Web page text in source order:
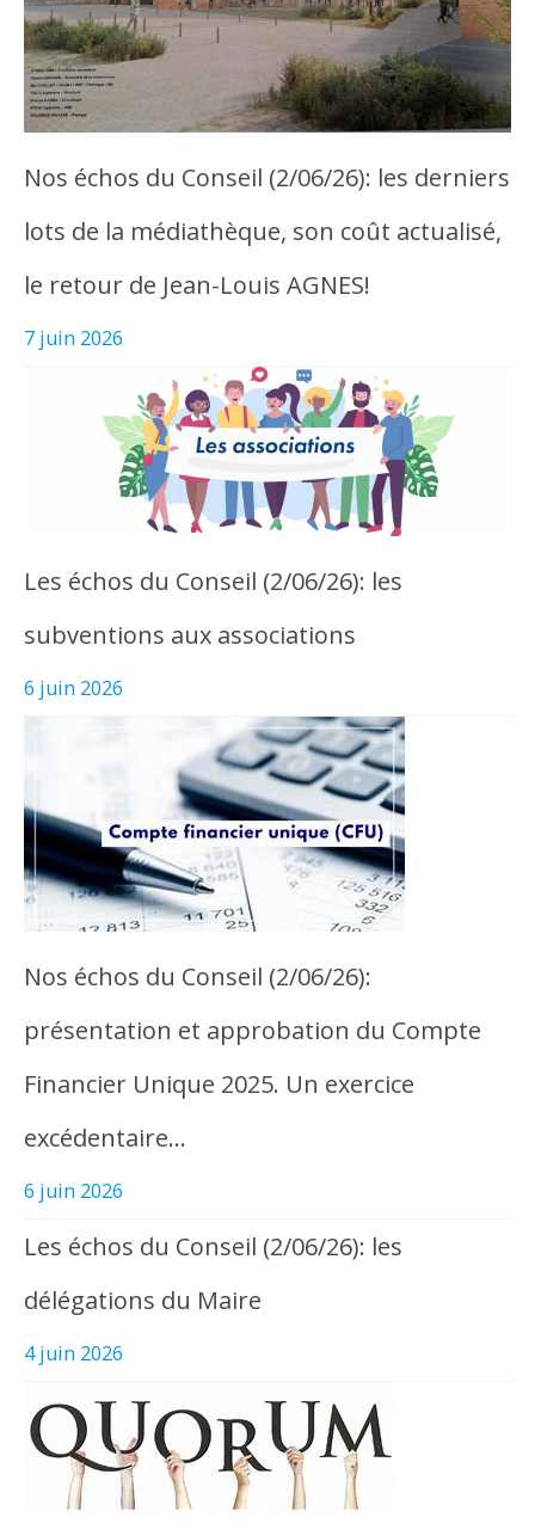
Nos échos du Conseil (2/06/26): les derniers
lots de la médiathèque, son coût actualisé,
le retour de Jean-Louis AGNES!
7 juin 2026
Les échos du Conseil (2/06/26): les
subventions aux associations
6 juin 2026
Nos échos du Conseil (2/06/26):
présentation et approbation du Compte
Financier Unique 2025. Un exercice
excédentaire…
6 juin 2026
Les échos du Conseil (2/06/26): les
délégations du Maire
4 juin 2026